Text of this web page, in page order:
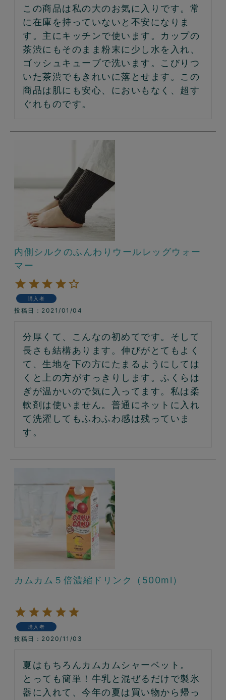
この商品は私の大のお気に入りです。常
に在庫を持っていないと不安になりま
す。主にキッチンで使います。カップの
茶渋にもそのまま粉末に少し水を入れ、
ゴッシュキューブで洗います。こびりつ
いた茶渋でもきれいに落とせます。この
商品は肌にも安心、においもなく、超す
ぐれものです。
内側シルクのふんわりウールレッグウォー
マー
購入者
投稿日 2021/01/04
分厚くて、こんなの初めてです。そして
長さも結構あります。伸びがとてもよく
て、生地を下の方にたまるようにしては
くと上の方がすっきりします。ふくらは
ぎが温かいので気に入ってます。私は柔
軟剤は使いません。普通にネットに入れ
て洗濯してもふわふわ感は残っていま
す。
カムカム５倍濃縮ドリンク（500ml）
購入者
投稿日 2020/11/03
夏はもちろんカムカムシャーベット。
とっても簡単！牛乳と混ぜるだけで製氷
器に入れて、今年の夏は買い物から帰っ